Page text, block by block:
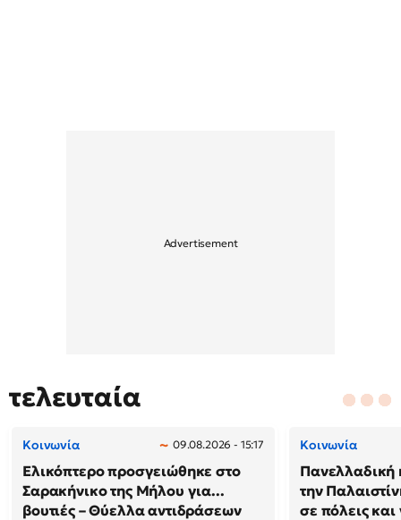
τελευταία
Κοινωνία 09.08.2026 - 15:17
Ελικόπτερο προσγειώθηκε στο
Σαρακήνικο της Μήλου για...
βουτιές – Θύελλα αντιδράσεων
Κοινωνία
Πανελλαδική
την
σε πόλεις και